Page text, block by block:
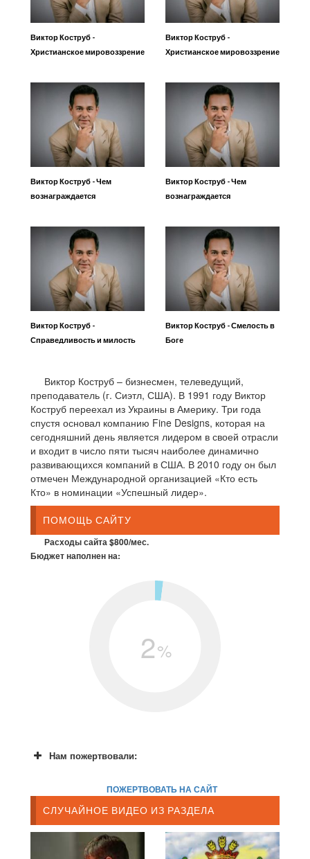
Виктор Коструб -
Христианское мировоззрение
Виктор Коструб -
Христианское мировоззрение
Виктор Коструб - Чем
вознаграждается
Виктор Коструб - Чем
вознаграждается
Виктор Коструб -
Справедливость и милость
Виктор Коструб - Смелость в
Боге
Виктор Коструб – бизнесмен, телеведущий,
преподаватель (г. Сиэтл, США). В 1991 году Виктор
Коструб переехал из Украины в Америку. Три года
спустя основал компанию Fine Designs, которая на
сегодняшний день является лидером в своей отрасли
и входит в число пяти тысяч наиболее динамично
развивающихся компаний в США. В 2010 году он был
отмечен Международной организацией «Кто есть
Кто» в номинации «Успешный лидер».
ПОМОЩЬ САЙТУ
Расходы сайта $800/мес.
Бюджет наполнен на:
2%
Нам пожертвовали:
ПОЖЕРТВОВАТЬ НА САЙТ
СЛУЧАЙНОЕ ВИДЕО ИЗ РАЗДЕЛА